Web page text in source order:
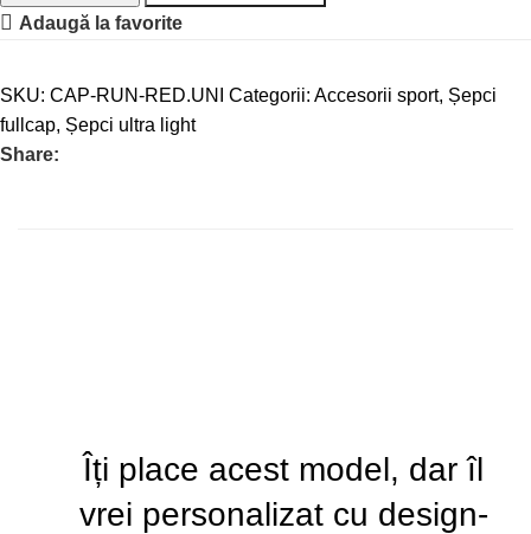
Adaugă la favorite
SKU: CAP-RUN-RED.UNI Categorii: Accesorii sport, Șepci
fullcap, Șepci ultra light
Share:
Îți place acest model, dar îl
vrei personalizat cu design-